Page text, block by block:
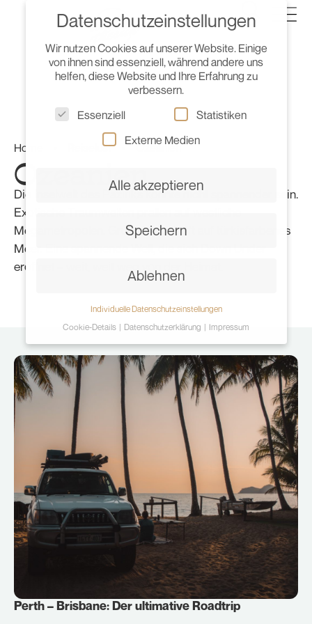
Home Reiselust • Ozeanien
Ozeanien
Die Inselwelt des Pazifiks könnte nicht spannender sein.
Exotische Traumwelten prallen auf westliche
Megametropolen. Grüne Natur trifft auf türkisfarbenes
Meer. Eine spannende Welt, die sich Down Under
eröffnet – weit, weit weg von der Heimat.
Perth – Brisbane: Der ultimative Roadtrip
Datenschutzeinstellungen
Wir nutzen Cookies auf unserer Website. Einige
von ihnen sind essenziell, während andere uns
helfen, diese Website und Ihre Erfahrung zu
verbessern.
Essenziell
Statistiken
Externe Medien
Alle akzeptieren
Speichern
Ablehnen
Individuelle Datenschutzeinstellungen
Cookie-Details
Datenschutzerklärung Impressum
Datenschutzeinstellungen
Hier finden Sie eine Übersicht über alle
verwendeten Cookies. Sie können Ihre Einwilligung
zu ganzen Kategorien geben oder sich weitere
Informationen anzeigen lassen und so nur
bestimmte Cookies auswählen.
Alle akzeptieren Speichern
Ablehnen
Zurück
Essenziell (2)
Essenzielle Cookies ermöglichen grundlegende
Funktionen und sind für die einwandfreie Funktion der